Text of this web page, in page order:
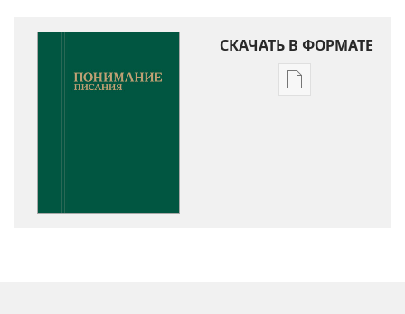
СКАЧАТЬ В ФОРМАТЕ
Варианты